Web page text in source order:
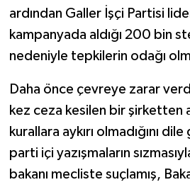
ardından Galler İşçi Partisi
kampanyada aldığı 200 bin
nedeniyle tepkilerin odağı
Daha önce çevreye zarar
kez ceza kesilen bir şirketten
kurallara aykırı olmadığını
parti içi yazışmaların
bakanı mecliste suçlamış,